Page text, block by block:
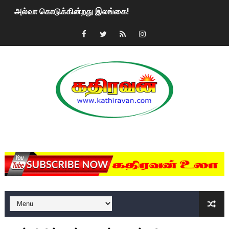
அல்வா கொடுக்கின்றது இலங்கை!
2ஆம் நாள் உக்ரைன் யுத்தம்!! எங்களைத் தனிமையில்
மகிந்த ராஜபக்சே பதவி விலக திட்டம்?
ரவுடி பேபிக்கு நடந்த தரமான சம்பவம்.. ஆபாச வீடியோக்களால்
குண்டை தூக்கிப்போட்ட ஆய்வு…. இந்தியாவின் “கோவிஷீல்டு”
யாழில் தமிழின தலைவர் பிரபாகரனின் பிறந்தநாளை
ஏர்போர்ட்டில் உதைத்த நபர் யார், என்ன நடந்தது?: உண்மையை
சீனா இலங்கையிடம் 8 மில்லியன் அமெரிக்க டொலர் நட்டஈடு